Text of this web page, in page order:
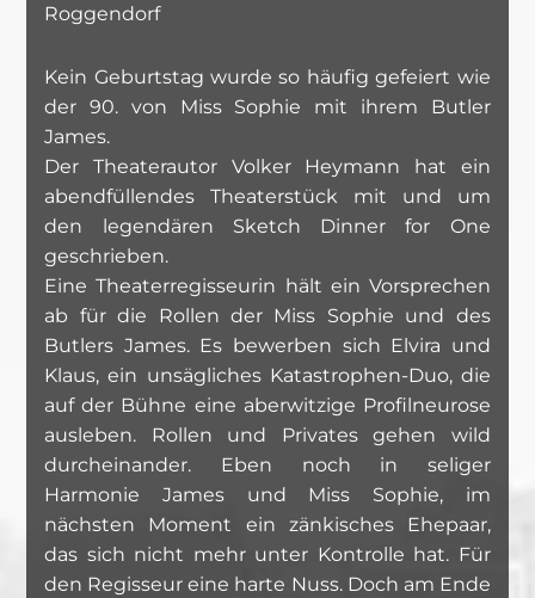
Roggendorf
Kein Geburtstag wurde so häufig gefeiert wie
der 90. von Miss Sophie mit ihrem Butler
James.
Der Theaterautor Volker Heymann hat ein
abendfüllendes Theaterstück mit und um
den legendären Sketch Dinner for One
geschrieben.
Eine Theaterregisseurin hält ein Vorsprechen
ab für die Rollen der Miss Sophie und des
Butlers James. Es bewerben sich Elvira und
Klaus, ein unsägliches Katastrophen-Duo, die
auf der Bühne eine aberwitzige Profilneurose
ausleben. Rollen und Privates gehen wild
durcheinander. Eben noch in seliger
Harmonie James und Miss Sophie, im
nächsten Moment ein zänkisches Ehepaar,
das sich nicht mehr unter Kontrolle hat. Für
den Regisseur eine harte Nuss. Doch am Ende